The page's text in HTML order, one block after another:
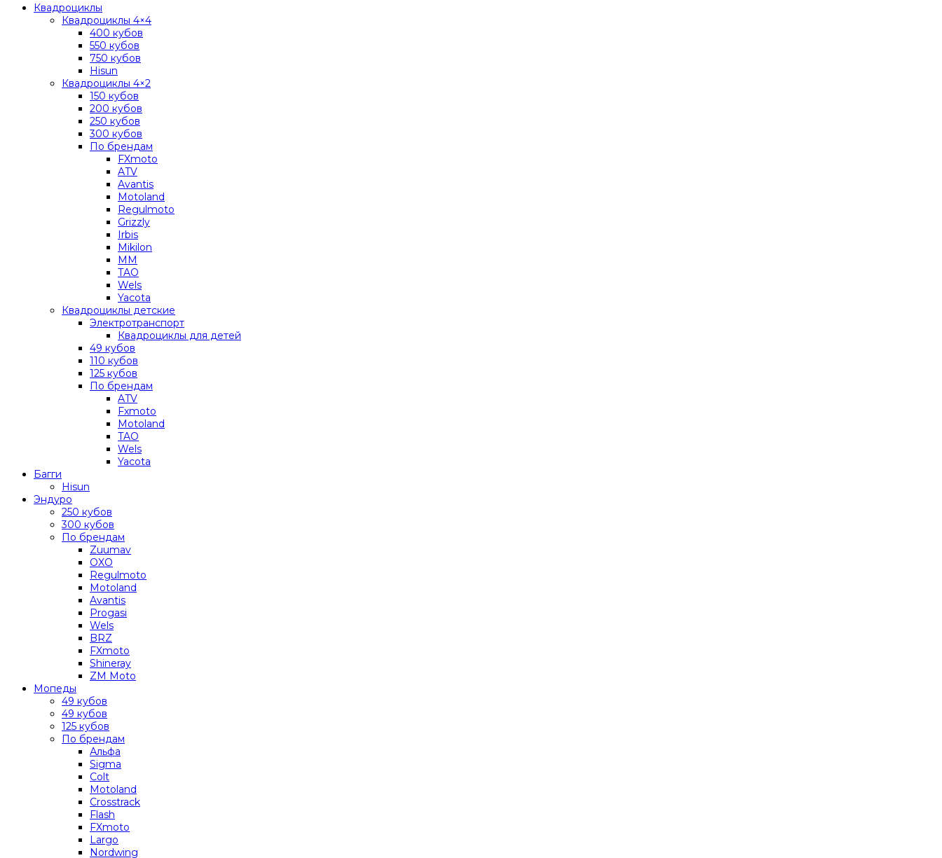
Квадроциклы
Квадроциклы 4×4
400 кубов
550 кубов
750 кубов
Hisun
Квадроциклы 4×2
150 кубов
200 кубов
250 кубов
300 кубов
По брендам
FXmoto
ATV
Avantis
Motoland
Regulmoto
Grizzly
Irbis
Mikilon
MM
TAO
Wels
Yacota
Квадроциклы детские
Электротранспорт
Квадроциклы для детей
49 кубов
110 кубов
125 кубов
По брендам
ATV
Fxmoto
Motoland
TAO
Wels
Yacota
Багги
Hisun
Эндуро
250 кубов
300 кубов
По брендам
Zuumav
OXO
Regulmoto
Motoland
Avantis
Progasi
Wels
BRZ
FXmoto
Shineray
ZM Moto
Мопеды
49 кубов
49 кубов
125 кубов
По брендам
Альфа
Sigma
Colt
Motoland
Crosstrack
Flash
FXmoto
Largo
Nordwing